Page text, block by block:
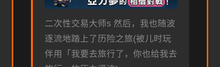
二次性交易大师s 然后，我也随波
逐流地踏上了历险之旅(被儿时玩
伴用「我要去旅行了，你也给我去